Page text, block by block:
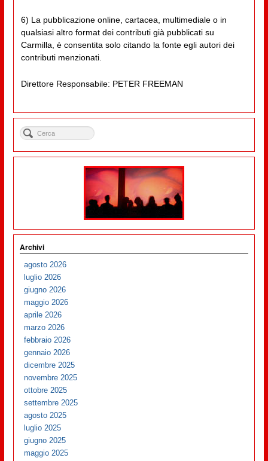
6) La pubblicazione online, cartacea, multimediale o in
qualsiasi altro format dei contributi già pubblicati su
Carmilla, è consentita solo citando la fonte egli autori dei
contributi menzionati.
Direttore Responsabile: PETER FREEMAN
Archivi
agosto 2026
luglio 2026
giugno 2026
maggio 2026
aprile 2026
marzo 2026
febbraio 2026
gennaio 2026
dicembre 2025
novembre 2025
ottobre 2025
settembre 2025
agosto 2025
luglio 2025
giugno 2025
maggio 2025